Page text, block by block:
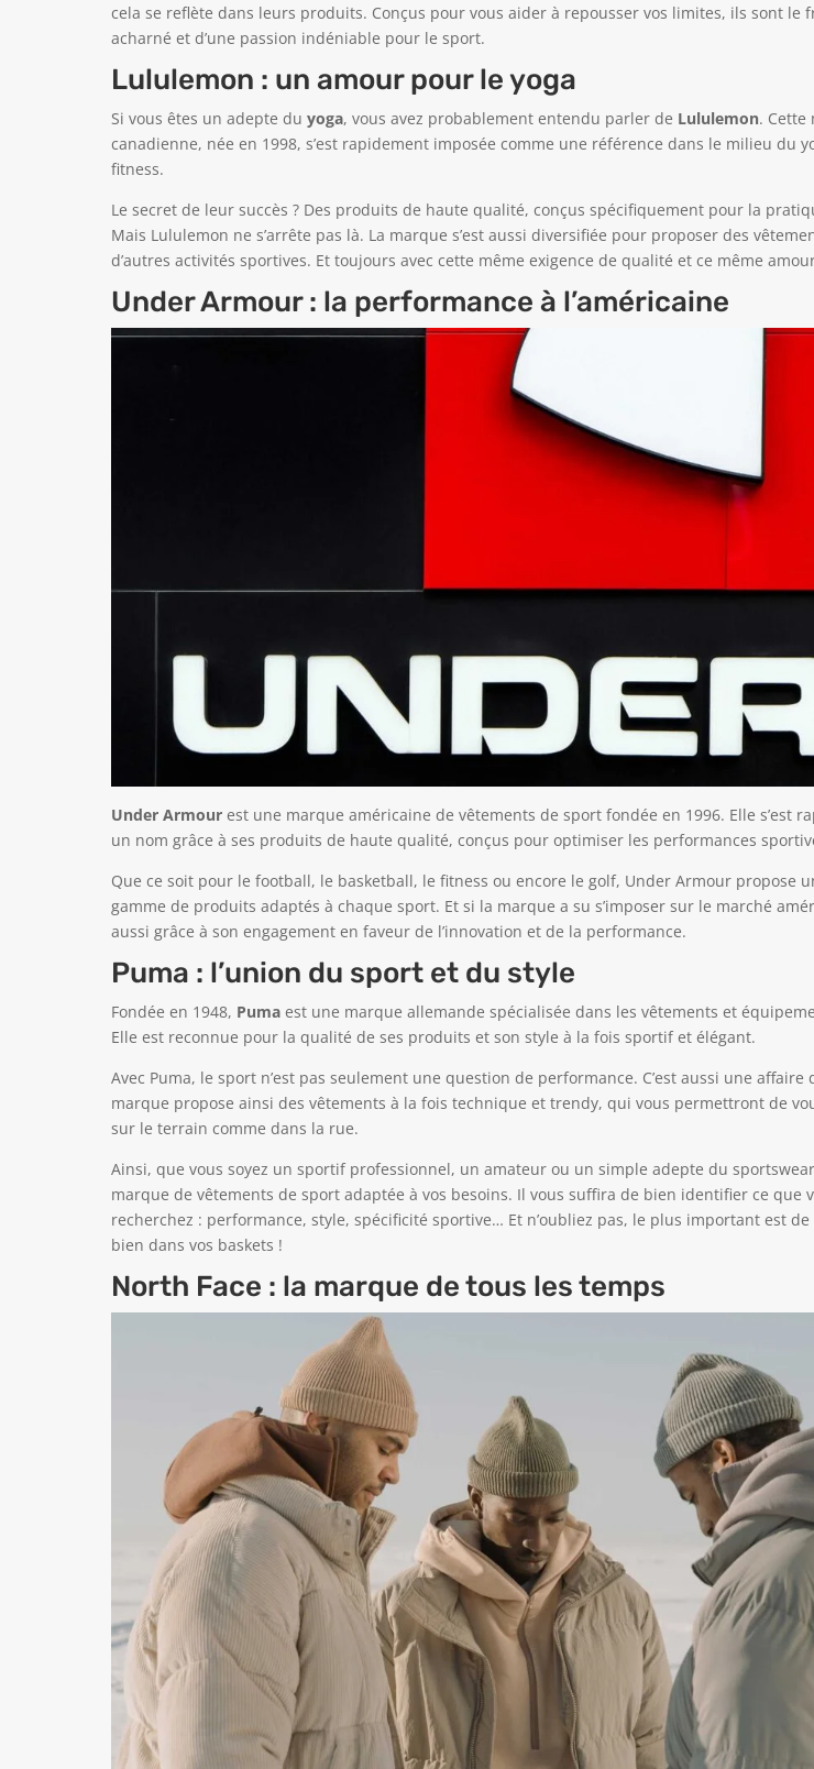
cela se reflète dans leurs produits. Conçus pour vous aider à repousser vos limites, ils sont le
acharné et d’une passion indéniable pour le sport.
Lululemon : un amour pour le yoga
Si vous êtes un adepte du yoga, vous avez probablement entendu parler de Lululemon. Cette
canadienne, née en 1998, s’est rapidement imposée comme une référence dans le milieu du
fitness.
Le secret de leur succès ? Des produits de haute qualité, conçus spécifiquement pour la
Mais Lululemon ne s’arrête pas là. La marque s’est aussi diversifiée pour proposer des
d’autres activités sportives. Et toujours avec cette même exigence de qualité et ce même
Under Armour : la performance à l’américaine
Under Armourest une marque américaine de vêtements de sport fondée en 1996. Elle s’est
un nom grâce à ses produits de haute qualité, conçus pour optimiser les performances
Que ce soit pour le football, le basketball, le fitness ou encore le golf, Under Armour propose
gamme de produits adaptés à chaque sport. Et si la marque a su s’imposer sur le marché
aussi grâce à son engagement en faveur de l’innovation et de la performance.
Puma : l’union du sport et du style
Fondée en 1948, Pumaest une marque allemande spécialisée dans les vêtements et
Elle est reconnue pour la qualité de ses produits et son style à la fois sportif et élégant.
Avec Puma, le sport n’est pas seulement une question de performance. C’est aussi une affaire
marque propose ainsi des vêtements à la fois technique et trendy, qui vous permettront de
sur le terrain comme dans la rue.
Ainsi, que vous soyez un sportif professionnel, un amateur ou un simple adepte du
marque de vêtements de sport adaptée à vos besoins. Il vous suffira de bien identifier ce que
recherchez : performance, style, spécificité sportive… Et n’oubliez pas, le plus important est
bien dans vos baskets !
North Face : la marque de tous les temps